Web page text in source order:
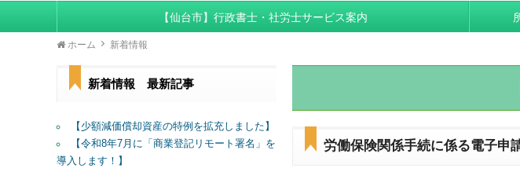
【仙台市】行政書士・社労士サービス案内
ホーム 新着情報
労働保険関係手続に係る電子申
新着情報 最新記事
【少額減価償却資産の特例を拡充しました】
【令和8年7月に「商業登記リモート署名」を
導入します！】